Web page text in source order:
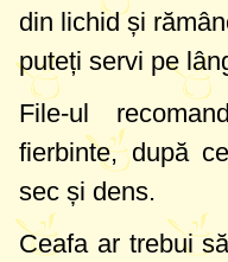
din lichid și
puteți servi pe
File-ul
fierbinte, după
sec și dens.
Ceafa ar trebui